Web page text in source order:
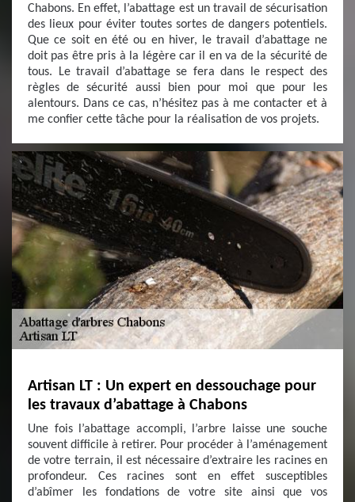
Chabons. En effet, l’abattage est un travail de sécurisation
des lieux pour éviter toutes sortes de dangers potentiels.
Que ce soit en été ou en hiver, le travail d’abattage ne
doit pas être pris à la légère car il en va de la sécurité de
tous. Le travail d’abattage se fera dans le respect des
règles de sécurité aussi bien pour moi que pour les
alentours. Dans ce cas, n’hésitez pas à me contacter et à
me confier cette tâche pour la réalisation de vos projets.
Artisan LT : Un expert en dessouchage pour
les travaux d’abattage à Chabons
Une fois l’abattage accompli, l’arbre laisse une souche
souvent difficile à retirer. Pour procéder à l’aménagement
de votre terrain, il est nécessaire d’extraire les racines en
profondeur. Ces racines sont en effet susceptibles
d’abîmer les fondations de votre site ainsi que vos